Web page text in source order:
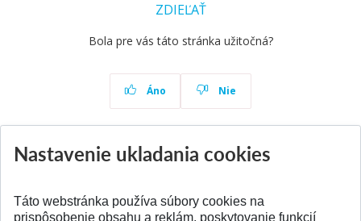
ZDIEĽAŤ
Bola pre vás táto stránka užitočná?
Áno Nie
Nastavenie ukladania cookies
Táto webstránka používa súbory cookies na
prispôsobenie obsahu a reklám, poskytovanie funkcií